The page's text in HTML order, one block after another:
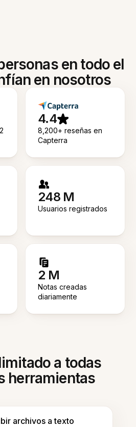
en todo el
en nosotros
4.4
8,200+ reseñas en
Capterra
248 M
Usuarios registrados
2 M
Notas creadas
diariamente
a todas
herramientas
archivos a texto